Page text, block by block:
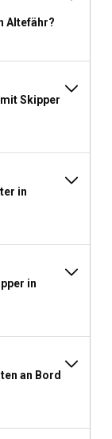
in Altefähr
Regel an Bord
Altefähr?
Skipper
in
in
an Bord